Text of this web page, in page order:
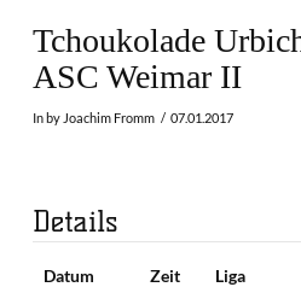
Tchoukolade
ASC Weimar II
In by Joachim Fromm 07.01.2017
Details
Datum Zeit Liga